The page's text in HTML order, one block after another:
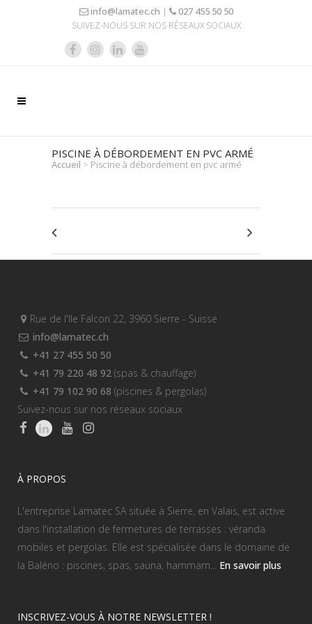
info@lamatec.ch | 027 455 50 50
SUIVEZ-NOUS SUR NOS RÉSEAUX SOCIAUX
PISCINE À DÉBORDEMENT EN PVC ARMÉ
Accueil > Piscine à débordement en pvc armé
Rue de l'Ile Falcon 22, 3960 Sierre - Suisse
info@lamatec.ch
+41 27 455 50 50
+41 79 220 48 92 (spas & chauffage)
+41 79 102 90 68 (piscines & pergolas)
Suivez-nous sur nos réseaux sociaux
À PROPOS
L'entreprise Lamatec SA située à Sierre, en Valais, est active
dans l'installation de fermetures de terrasses : véranda
mobiles et pergolas. Elle est spécialisée dans le domaine de
la Baléno : piscines, spas, sauna, hammam... En savoir plus
INSCRIVEZ-VOUS À NOTRE NEWSLETTER !